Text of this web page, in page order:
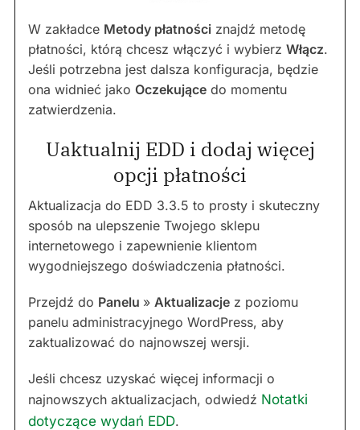
W zakładce Metody płatności znajdź metodę
płatności, którą chcesz włączyć i wybierz Włącz.
Jeśli potrzebna jest dalsza konfiguracja, będzie
ona widnieć jako Oczekujące do momentu
zatwierdzenia.
Uaktualnij EDD i dodaj więcej
opcji płatności
Aktualizacja do EDD 3.3.5 to prosty i skuteczny
sposób na ulepszenie Twojego sklepu
internetowego i zapewnienie klientom
wygodniejszego doświadczenia płatności.
Przejdź do Panelu » Aktualizacje z poziomu
panelu administracyjnego WordPress, aby
zaktualizować do najnowszej wersji.
Jeśli chcesz uzyskać więcej informacji o
najnowszych aktualizacjach, odwiedź Notatki
dotyczące wydań EDD.